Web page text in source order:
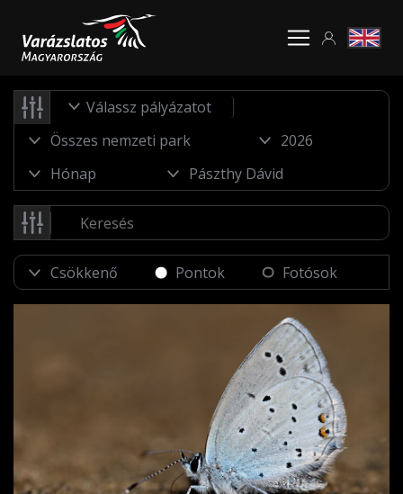
Válassz pályázatot
Pontok Fotósok